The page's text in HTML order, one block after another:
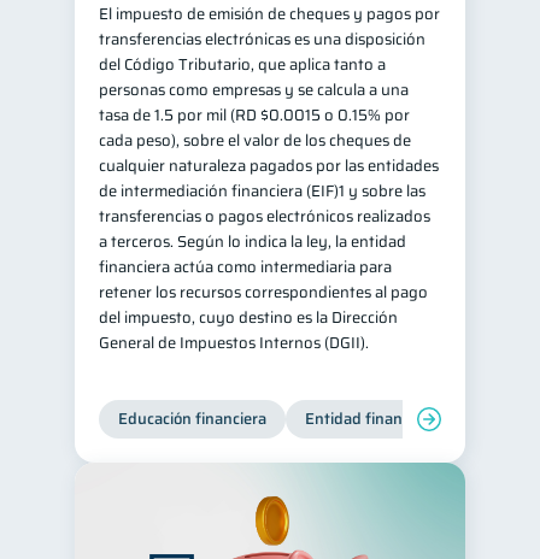
El impuesto de emisión de cheques y pagos por
transferencias electrónicas es una disposición
del Código Tributario, que aplica tanto a
personas como empresas y se calcula a una
tasa de 1.5 por mil (RD $0.0015 o 0.15% por
cada peso), sobre el valor de los cheques de
cualquier naturaleza pagados por las entidades
de intermediación financiera (EIF)1 y sobre las
transferencias o pagos electrónicos realizados
a terceros. Según lo indica la ley, la entidad
financiera actúa como intermediaria para
retener los recursos correspondientes al pago
del impuesto, cuyo destino es la Dirección
General de Impuestos Internos (DGII).
Educación financiera Entidad financiera